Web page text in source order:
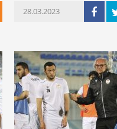
28.03.2023